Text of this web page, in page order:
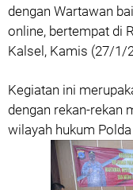
dengan Wartawan
online, bertempat di
Kalsel, Kamis (27/1/
Kegiatan ini
dengan rekan-rekan
wilayah hukum